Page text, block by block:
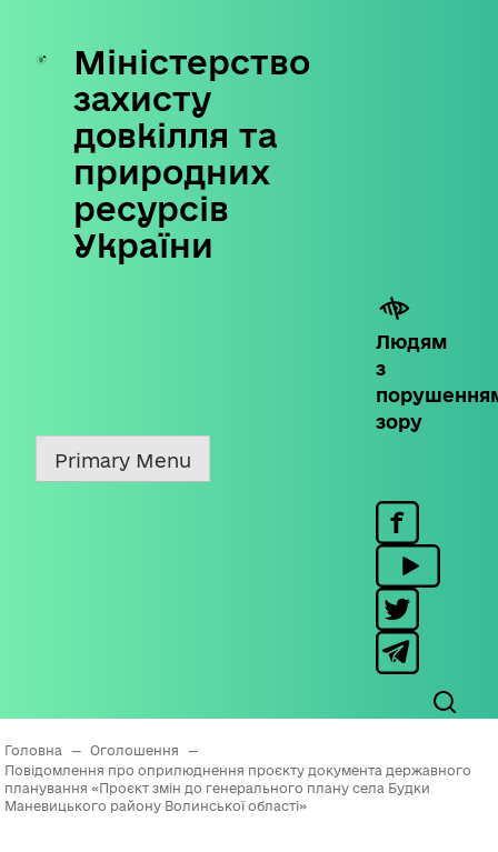
Skip
content
Міністерство
захисту
довкілля та
природних
ресурсів
України
Людям
з
зору
Primary Menu
Головна — Оголошення
—
Повідомлення про оприлюднення проєкту документа державного
планування «Проєкт змін до генерального плану села Будки
Маневицького району Волинської області»